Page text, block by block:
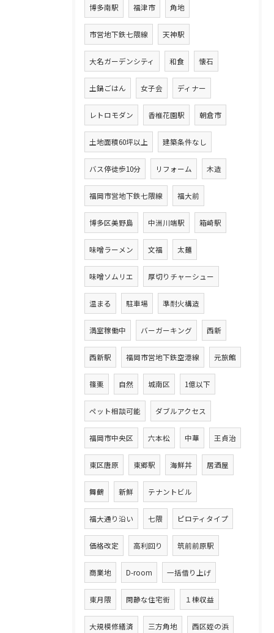
博多南駅 福津市 角地
市営地下鉄七隈線 天神駅
大名ガーデンシティ 和食 懐石
土鍋ごはん 女子会 ディナー
レトロモダン 香椎花園駅 朝倉市
土地面積60坪以上 建築条件なし
バス停徒歩10分 リフォーム 木造
福岡市営地下鉄七隈線 福大前
博多区美野島 中洲川端駅 箱崎駅
味噌ラーメン 文福 太麺
味噌ソムリエ 厚切りチャーシュー
温まる 駐車場 準耐火構造
満室稼働中 バーガーキング 西新
西新駅 福岡市営地下鉄空港線 元旅館
篠栗 自然 城南区 1億以下
ペット相談可能 ダブルアクセス
福岡市中央区 六本松 中華 王貞治
東区唐原 東郷駅 海鮮丼 居酒屋
舞鶴 新鮮 テナントビル
福大通り沿い 七隈 ピロティタイプ
価格改定 高利回り 筑前前原駅
商業地 D-room 一括借り上げ
東月隈 閑静な住宅街 １棟収益
大規模修繕済 三方角地 西区姪の浜